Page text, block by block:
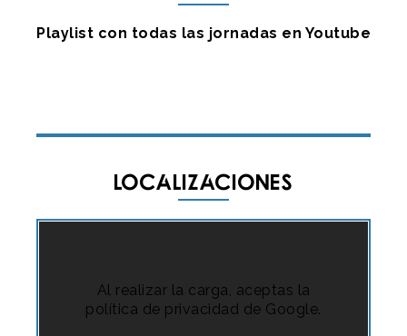
Playlist con todas las jornadas en Youtube
Localizaciones
Al realizar la carga, aceptas la
política de privacidad de Google.